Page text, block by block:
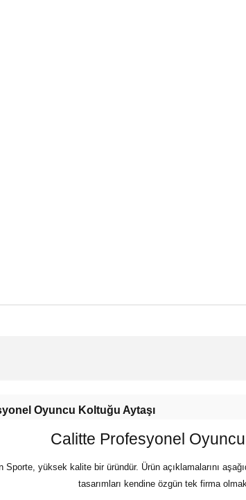
Oyuncu Koltuğu Aytaşı
Calitte Profesyonel
yüksek kalite bir üründür. Ürün açıklamalarını
tasarımları kendine özgün tek firma